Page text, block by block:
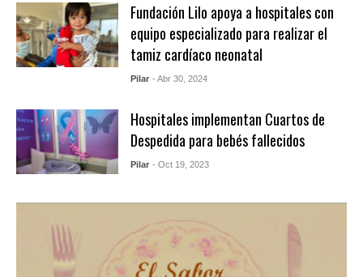
Fundación Lilo apoya a hospitales con
equipo especializado para realizar el
tamiz cardíaco neonatal
Pilar - Abr 30, 2024
Hospitales implementan Cuartos de
Despedida para bebés fallecidos
Pilar - Oct 19, 2023